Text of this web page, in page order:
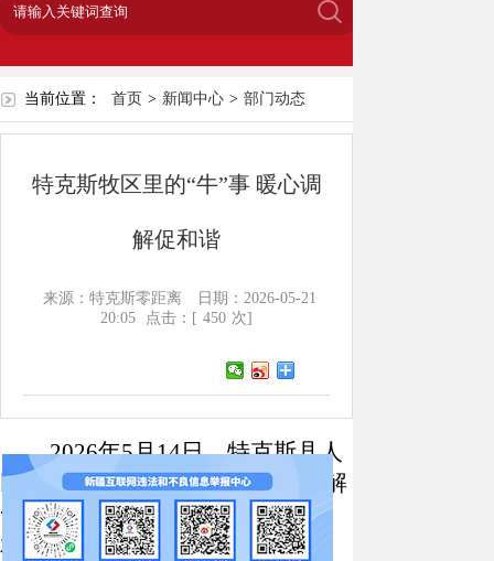
当前位置： 首页 > 新闻中心 > 部门动态
特克斯牧区里的“牛”事 暖心调
解促和谐
来源：特克斯零距离
日期：2026-05-21
20:05
点击：[ 450 次]
2026年5月14日，特克斯县人
民法院喀拉托海人民法庭高效调解
一起牧业承包合同小额诉讼案件。
承办法官哈里亚·赛力克立足牧区